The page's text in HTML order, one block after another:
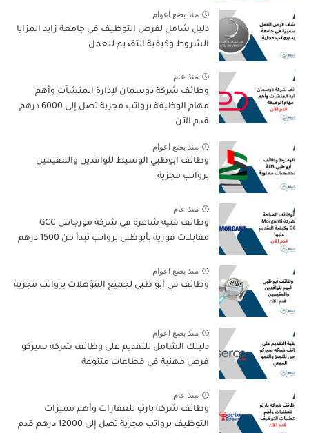
منذ بضع اعوام
دليل شامل لفرص التوظيف في جامعة زايد المزايا
الشروط وكيفية التقديم للعمل
منذ عام
وظائف شركة دوسمان لإدارة المنشآت وأهم
مهام الوظيفة برواتب مجزية تصل إلى 6000 درهم
قدم الآن
منذ بضع اعوام
وظائف ابوظبي الوسيط للوافدين والمقيمين
برواتب مجزية
منذ عام
وظائف فنية شاغرة في شركة مورجانتي GCC
مقابلات فورية بأبوظبي برواتب تبدأ من 1500 درهم
منذ بضع اعوام
وظائف في أبو ظبي لجميع المؤهلات برواتب مجزية
منذ بضع اعوام
دليلك الشامل للتقديم على وظائف شركة سيركو
فرص مهنية في قطاعات متنوعة
منذ عام
وظائف شركة بارتو للعقارات وأهم مميزات
التوظيف برواتب مجزية تصل إلى 12000 درهم قدم